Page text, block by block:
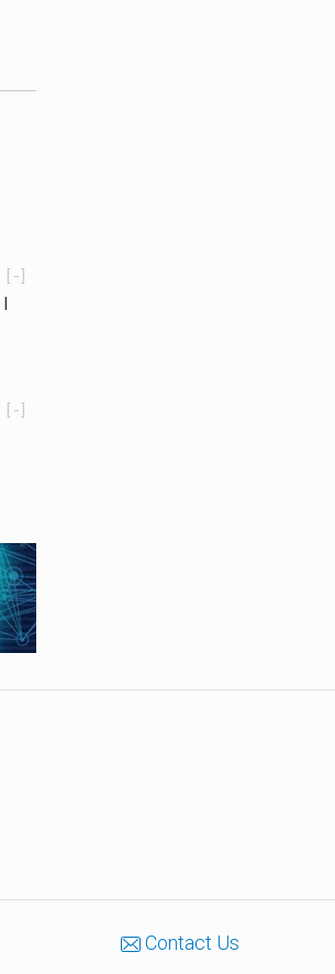
[-]
[-]
Contact Us